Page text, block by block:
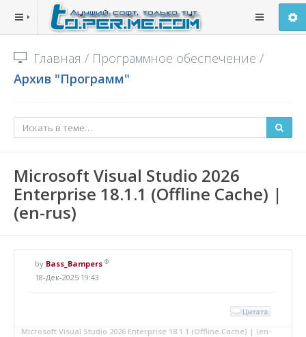
Главная / Программное обеспечение /
Архив "Программ"
Microsoft Visual Studio 2026
Enterprise 18.1.1 (Offline Cache) |
(en-rus)
by Bass_Bampers ®
18-Дек-2025 19:43
Microsoft Visual Studio 2026 Enterprise 18.1.1 (Offline Cache) | (en-